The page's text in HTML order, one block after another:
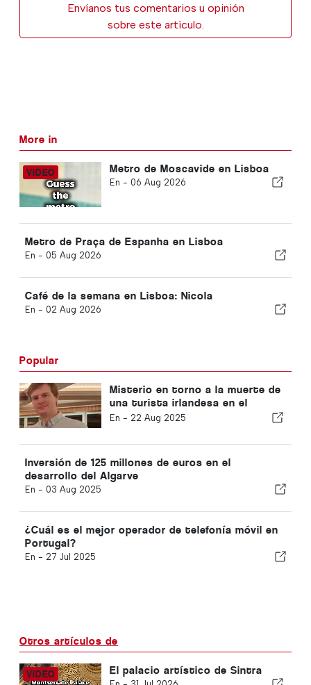
Envíanos tus comentarios u opinión
sobre este artículo.
More in
Metro de Moscavide en Lisboa
En - 06 Aug 2026
Metro de Praça de Espanha en Lisboa
En - 05 Aug 2026
Café de la semana en Lisboa: Nicola
En - 02 Aug 2026
Popular
Misterio en torno a la muerte de
una turista irlandesa en el
Algarve
En - 22 Aug 2025
Inversión de 125 millones de euros en el
desarrollo del Algarve
En - 03 Aug 2025
¿Cuál es el mejor operador de telefonía móvil en
Portugal?
En - 27 Jul 2025
Otros artículos de
El palacio artístico de Sintra